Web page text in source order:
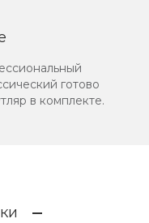
готово
в комплекте.